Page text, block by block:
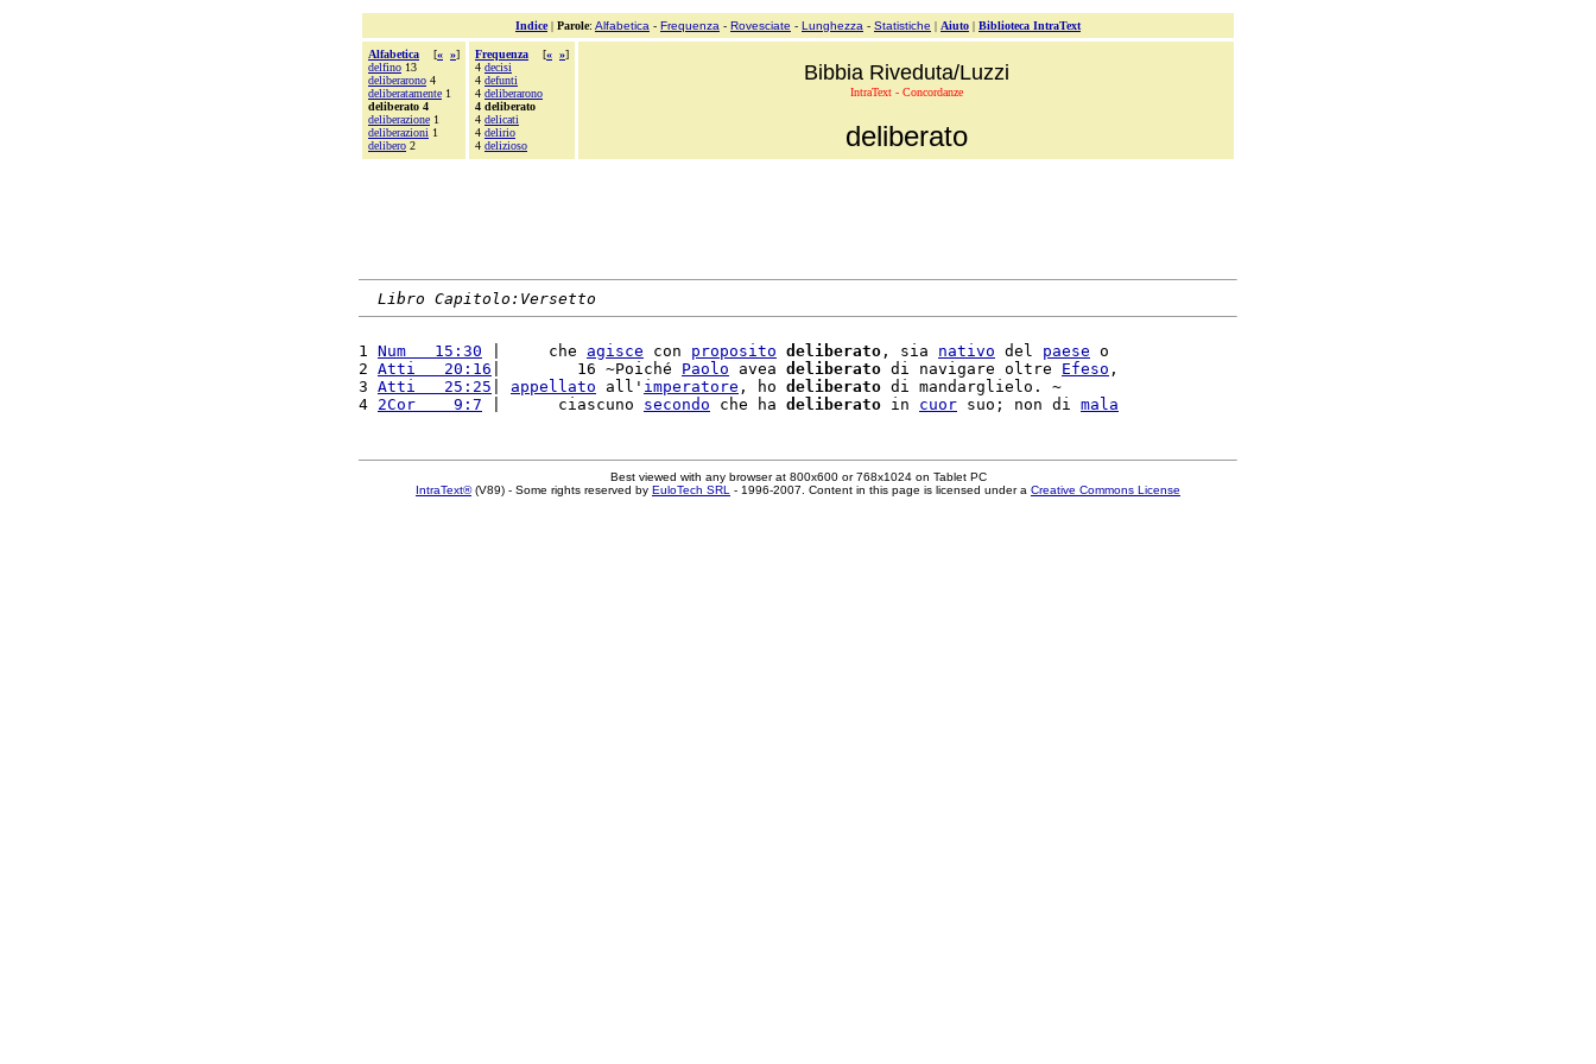
Indice| Parole: Alfabetica - Frequenza - Rovesciate - Lunghezza - Statistiche | Aiuto | Biblioteca IntraText
Alfabetica [« »]
delfino 13
deliberarono 4
deliberatamente 1
deliberato 4
deliberazione 1
deliberazioni 1
delibero 2
Frequenza [« »]
4 decisi
4 defunti
4 deliberarono
4 deliberato
4 delicati
4 delirio
4 delizioso
Bibbia Riveduta/Luzzi
IntraText - Concordanze
deliberato
Libro Capitolo:Versetto
1 Num   15:30 |     che agisce con proposito deliberato , sia nativo del paese o
2 Atti   20:16 |        16 ~Poiché Paolo avea deliberato di navigare oltre Efeso ,
3 Atti   25:25 appellato all' imperatore , ho deliberato di mandarglielo. ~
4 2Cor    9:7 |      ciascuno secondo che ha deliberato in cuor suo; non di mala
Best viewed with any browser at 800x600 or 768x1024 on Tablet PC
IntraText®(V89) - Some rights reserved by EuloTech SRL - 1996-2007. Content in this page is licensed under a Creative Commons License